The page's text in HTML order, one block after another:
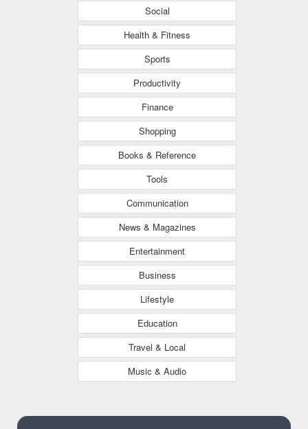
Social
Health & Fitness
Sports
Productivity
Finance
Shopping
Books & Reference
Tools
Communication
News & Magazines
Entertainment
Business
Lifestyle
Education
Travel & Local
Music & Audio